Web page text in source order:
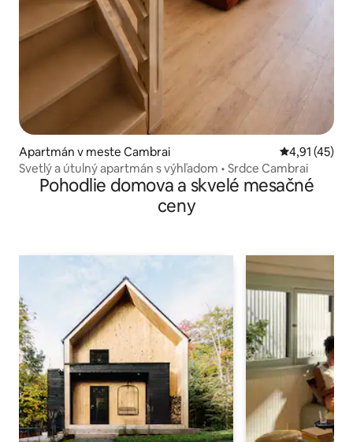
Apartmán v meste Cambrai Priemerné
4,91 (45)
Svetlý a útulný apartmán s výhľadom • Srdce Cambrai
Pohodlie domova a skvelé mesačné
ceny